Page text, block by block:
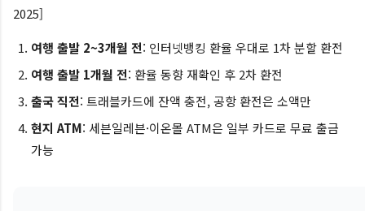
2025]
여행 출발 2~3개월 전: 인터넷뱅킹 환율 우대로 1차 분할 환전
여행 출발 1개월 전: 환율 동향 재확인 후 2차 환전
출국 직전: 트래블카드에 잔액 충전, 공항 환전은 소액만
현지 ATM: 세븐일레븐·이온몰 ATM은 일부 카드로 무료 출금
가능